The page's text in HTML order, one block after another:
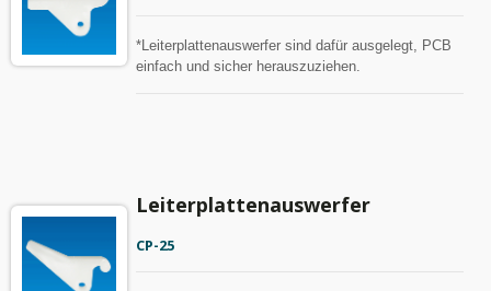
*Leiterplattenauswerfer sind dafür ausgelegt, PCB
einfach und sicher herauszuziehen.
Leiterplattenauswerfer
CP-25